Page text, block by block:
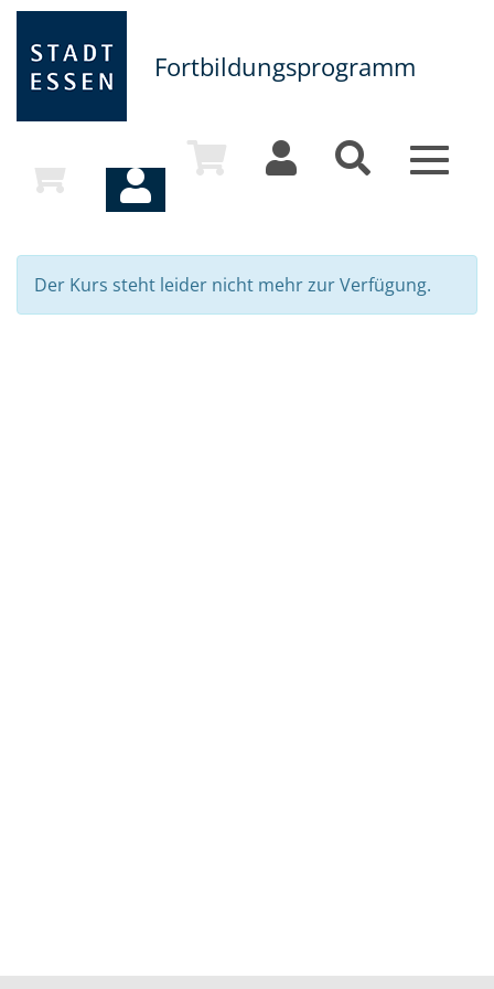
Fortbildungsprogramm
Toggle
Der Kurs steht leider nicht mehr zur Verfügung.